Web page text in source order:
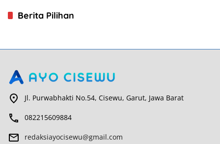
Berita Pilihan
Jl. Purwabhakti No.54, Cisewu, Garut, Jawa Barat
082215609884
redaksiayocisewu@gmail.com